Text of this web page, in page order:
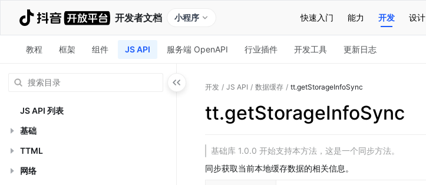
开发者文档 小程序 快速入门 能力 开发 设计
教程 框架 组件 JS API 服务端 OpenAPI 行业插件 开发工具 更新日志
JS API 列表
基础
TTML
网络
开发 / JS API / 数据缓存 / tt.getStorageInfoSync
tt.getStorageInfoSync
基础库 1.0.0 开始支持本方法，这是一个同步方法。
同步获取当前本地缓存数据的相关信息。